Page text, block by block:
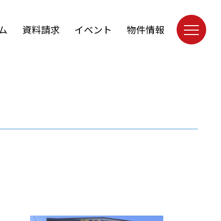
資料請求 イベント 物件情報